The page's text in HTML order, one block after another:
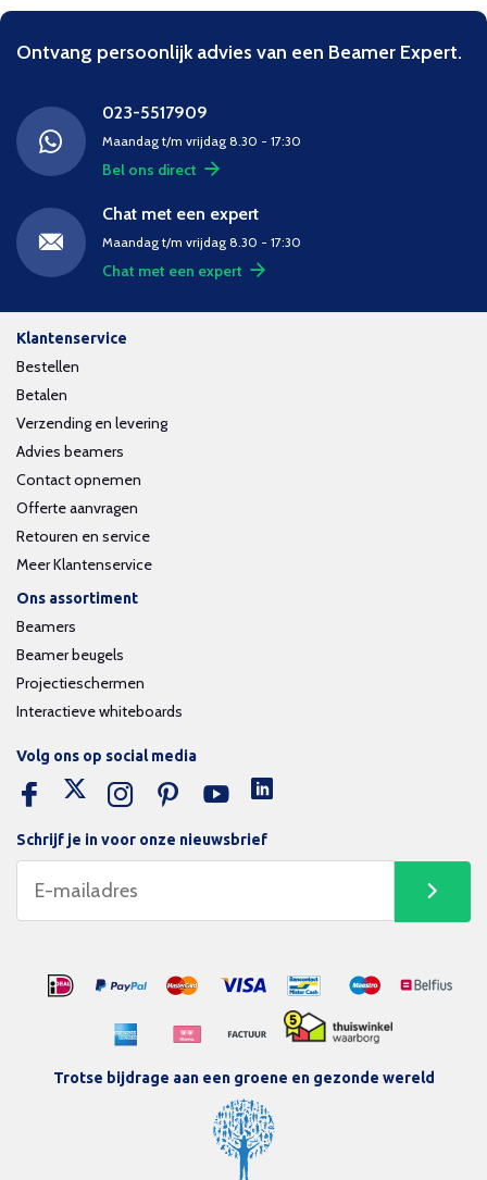
Ontvang persoonlijk advies van een Beamer Expert.
023-5517909
Maandag t/m vrijdag 8.30 - 17:30
Bel ons direct
Chat met een expert
Maandag t/m vrijdag 8.30 - 17:30
Chat met een expert
Klantenservice
Bestellen
Betalen
Verzending en levering
Advies beamers
Contact opnemen
Offerte aanvragen
Retouren en service
Meer Klantenservice
Ons assortiment
Beamers
Beamer beugels
Projectieschermen
Interactieve whiteboards
Schrijf je in voor onze nieuwsbrief
Volg ons op social media
Trotse bijdrage aan een groene en gezonde wereld